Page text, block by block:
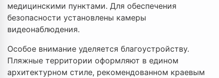
медицинскими пунктами. Для обеспечения
безопасности установлены камеры
видеонаблюдения.
Особое внимание уделяется благоустройству.
Пляжные территории оформляют в едином
архитектурном стиле, рекомендованном краевым